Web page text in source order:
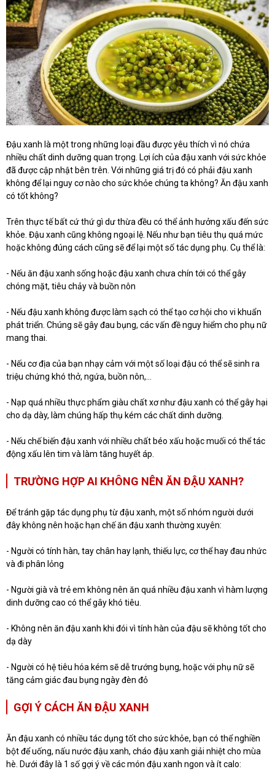
Đậu xanh là một trong những loại đầu được yêu thích vì nó chứa
nhiều chất dinh dưỡng quan trọng. Lợi ích của đậu xanh với sức khỏe
đã được cập nhật bên trên. Với những giá trị đó có phải đậu xanh
không để lại nguy cơ nào cho sức khỏe chúng ta không? Ăn đậu xanh
có tốt không?
Trên thực tế bất cứ thứ gì dư thừa đều có thể ảnh hưởng xấu đến sức
khỏe. Đậu xanh cũng không ngoại lệ. Nếu như bạn tiêu thụ quá mức
hoặc không đúng cách cũng sẽ để lại một số tác dụng phụ. Cụ thể là:
- Nếu ăn đậu xanh sống hoặc đậu xanh chưa chín tới có thể gây
chóng mặt, tiêu chảy và buồn nôn
- Nếu đậu xanh không được làm sạch có thể tạo cơ hội cho vi khuẩn
phát triển. Chúng sẽ gây đau bụng, các vấn đề nguy hiểm cho phụ nữ
mang thai.
- Nếu cơ địa của bạn nhạy cảm với một số loại đậu có thể sẽ sinh ra
triệu chứng khó thở, ngứa, buồn nôn,...
- Nạp quá nhiều thực phẩm giàu chất xơ như đậu xanh có thể gây hại
cho dạ dày, làm chúng hấp thụ kém các chất dinh dưỡng.
- Nếu chế biến đậu xanh với nhiều chất béo xấu hoặc muối có thể tác
động xấu lên tim và làm tăng huyết áp.
TRƯỜNG HỢP AI KHÔNG NÊN ĂN ĐẬU XANH?
Để tránh gặp tác dụng phụ từ đậu xanh, một số nhóm người dưới
đây không nên hoặc hạn chế ăn đậu xanh thường xuyên:
- Người có tính hàn, tay chân hay lạnh, thiếu lực, cơ thể hay đau nhức
và đi phân lỏng
- Người già và trẻ em không nên ăn quá nhiều đậu xanh vì hàm lượng
dinh dưỡng cao có thể gây khó tiêu.
- Không nên ăn đậu xanh khi đói vì tính hàn của đậu sẽ không tốt cho
dạ dày
- Người có hệ tiêu hóa kém sẽ dễ trướng bụng, hoặc với phụ nữ sẽ
tăng cảm giác đau bụng ngày đèn đỏ
GỢI Ý CÁCH ĂN ĐẬU XANH
Ăn đậu xanh có nhiều tác dụng tốt cho sức khỏe, bạn có thể nghiền
bột để uống, nấu nước đậu xanh, cháo đậu xanh giải nhiệt cho mùa
hè. Dưới đây là 1 số gợi ý về các món đậu xanh ngon và ít calo: